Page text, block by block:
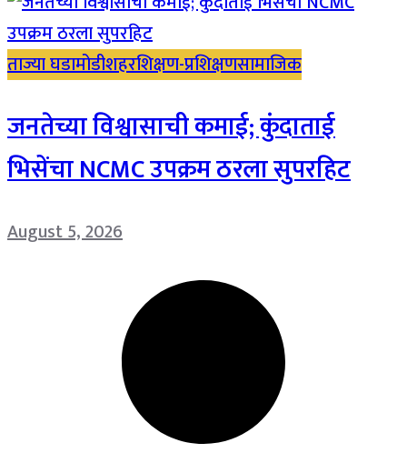
ताज्या घडामोडीशहरशिक्षण-प्रशिक्षणसामाजिक
जनतेच्या विश्वासाची कमाई; कुंदाताई
भिसेंचा NCMC उपक्रम ठरला सुपरहिट
August 5, 2026